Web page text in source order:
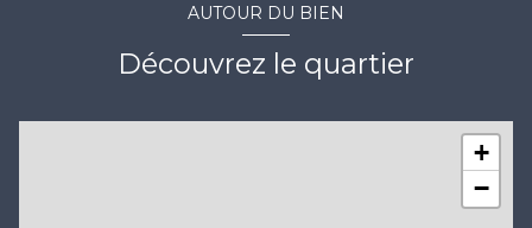
AUTOUR DU BIEN
Découvrez le quartier
+
−